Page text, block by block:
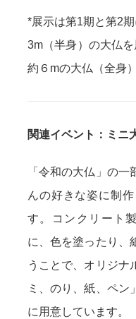
*展示は第1期と第2
3m（半身）の大仏
約６mの大仏（全身
関連イベント：ミニ
「令和の大仏」の
んの好きな姿に制
す。コンクリート
に、色を塗ったり、
うことで、オリジナ
ミ、のり、紙、ペン
に用意しています。